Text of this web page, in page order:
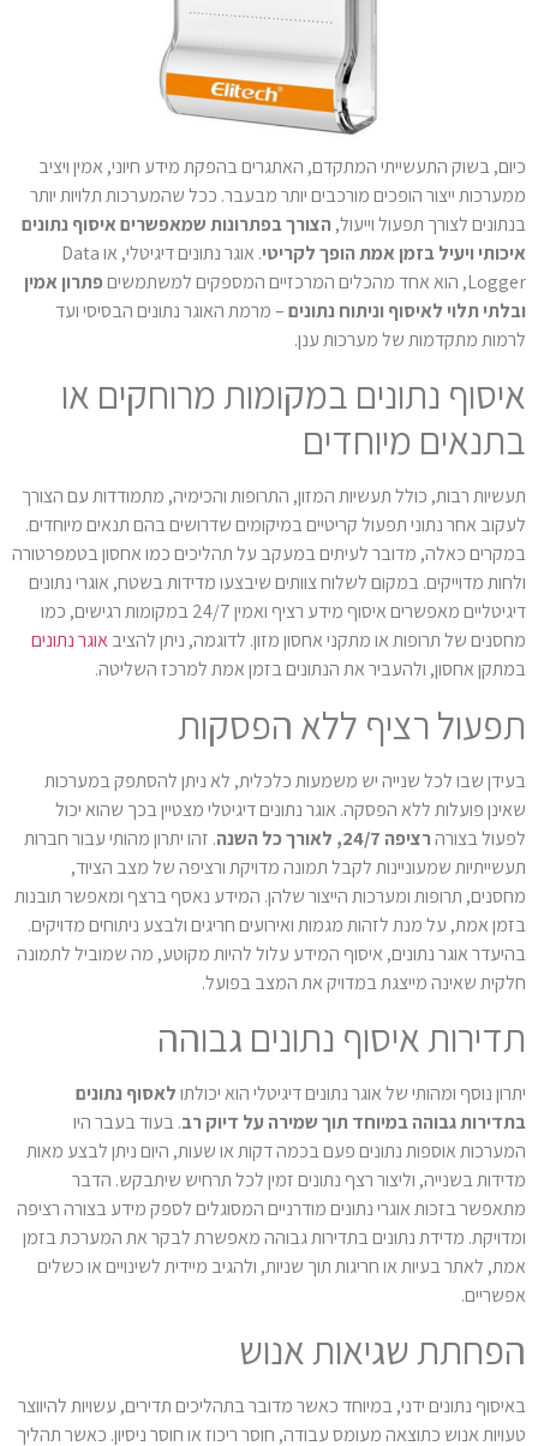
כיום, בשוק התעשייתי המתקדם, האתגרים בהפקת מידע חיוני, אמין ויציב
ממערכות ייצור הופכים מורכבים יותר מבעבר. ככל שהמערכות תלויות יותר
בנתונים לצורך תפעול וייעול, הצורך בפתרונות שמאפשרים איסוף נתונים
איכותי ויעיל בזמן אמת הופך לקריטי
. אוגר נתונים דיגיטלי, או Data
Logger, הוא אחד מהכלים המרכזיים המספקים למשתמשים
פתרון אמין
ובלתי תלוי לאיסוף וניתוח נתונים– מרמת האוגר נתונים הבסיסי ועד
לרמות מתקדמות של מערכות ענן.
איסוף נתונים במקומות מרוחקים או
בתנאים מיוחדים
תעשיות רבות, כולל תעשיות המזון, התרופות והכימיה, מתמודדות עם הצורך
לעקוב אחר נתוני תפעול קריטיים במיקומים שדרושים בהם תנאים מיוחדים.
במקרים כאלה, מדובר לעיתים במעקב על תהליכים כמו אחסון בטמפרטורה
ולחות מדוייקים. במקום לשלוח צוותים שיבצעו מדידות בשטח, אוגרי נתונים
דיגיטליים מאפשרים איסוף מידע רציף ואמין 24/7 במקומות רגישים, כמו
מחסנים של תרופות או מתקני אחסון מזון. לדוגמה, ניתן להציבאוגר נתונים
במתקן אחסון, ולהעביר את הנתונים בזמן אמת למרכז השליטה.
תפעול רציף ללא הפסקות
בעידן שבו לכל שנייה יש משמעות כלכלית, לא ניתן להסתפק במערכות
שאינן פועלות ללא הפסקה. אוגר נתונים דיגיטלי מצטיין בכך שהוא יכול
לפעול בצורהרציפה 24/7, לאורך כל השנה
. זהו יתרון מהותי עבור חברות
תעשייתיות שמעוניינות לקבל תמונה מדויקת ורציפה של מצב הציוד,
מחסנים, תרופות ומערכות הייצור שלהן. המידע נאסף ברצף ומאפשר תובנות
בזמן אמת, על מנת לזהות מגמות ואירועים חריגים ולבצע ניתוחים מדויקים.
בהיעדר אוגר נתונים, איסוף המידע עלול להיות מקוטע, מה שמוביל לתמונה
חלקית שאינה מייצגת במדויק את המצב בפועל.
תדירות איסוף נתונים גבוהה
יתרון נוסף ומהותי של אוגר נתונים דיגיטלי הוא יכולתולאסוף נתונים
בתדירות גבוהה במיוחד תוך שמירה על דיוק רב. בעוד בעבר היו
המערכות אוספות נתונים פעם בכמה דקות או שעות, היום ניתן לבצע מאות
מדידות בשנייה, וליצור רצף נתונים זמין לכל תרחיש שיתבקש. הדבר
מתאפשר בזכות אוגרי נתונים מודרניים המסוגלים לספק מידע בצורה רציפה
ומדויקת. מדידת נתונים בתדירות גבוהה מאפשרת לבקר את המערכת בזמן
אמת, לאתר בעיות או חריגות תוך שניות, ולהגיב מיידית לשינויים או כשלים
אפשריים.
הפחתת שגיאות אנוש
באיסוף נתונים ידני, במיוחד כאשר מדובר בתהליכים תדירים, עשויות להיווצר
טעויות אנוש כתוצאה מעומס עבודה, חוסר ריכוז או חוסר ניסיון. כאשר תהליך